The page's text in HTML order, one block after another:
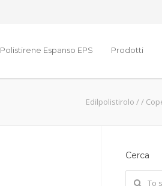
Polistirene Espanso EPS Prodotti
Edilpolistirolo //
Cerca